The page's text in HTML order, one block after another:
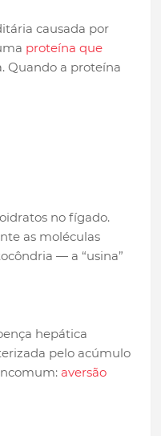
causada por
proteína que
Quando a proteína
no fígado.
as moléculas
— a “usina”
hepática
pelo acúmulo
aversão